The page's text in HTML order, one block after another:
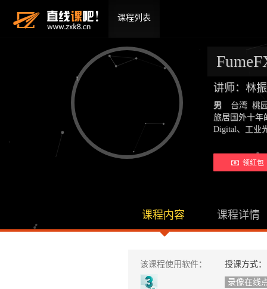
课程列表
讲师：林
男
台湾 桃
旅居国外十年
Digital、工业
领红包
课程内容 课程详情
该课程使用软件：
授课方式：
录像在线